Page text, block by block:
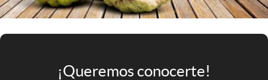
abre en nueva pestaña
Argentina
¡Queremos conocerte!